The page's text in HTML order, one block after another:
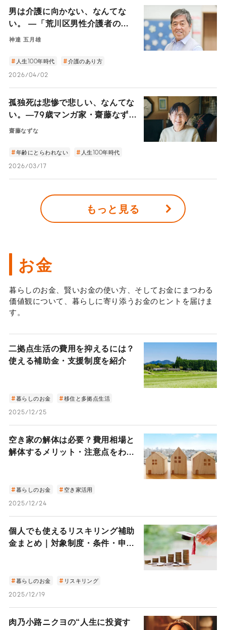
男は介護に向かない、なんてな
い。 ―「荒川区男性介護者の
会」神達五月雄さんが語る、家族
―
神達 五月雄
人生100年時代 介護のあり方
2026/04/02
孤独死は悲惨で悲しい、なんてな
い。―79歳マンガ家・齋藤なずな
が笑い飛ばす「老いと死」―
齋藤なずな
年齢にとらわれない 人生100年時代
2026/03/17
もっと見る
お金
暮らしのお金、賢いお金の使い方、そしてお金にまつわる
価値観について、暮らしに寄り添うお金のヒントを届けま
す。
二拠点生活の費用を抑えるには？
使える補助金・支援制度を紹介
暮らしのお金 移住と多拠点生活
2025/12/25
空き家の解体は必要？費用相場と
解体するメリット・注意点をわか
暮らしのお金 空き家活用
2025/12/24
個人でも使えるリスキリング補助
金まとめ｜対象制度・条件・申請
暮らしのお金 リスキリング
2025/12/19
肉乃小路ニクヨの“人生に投資す